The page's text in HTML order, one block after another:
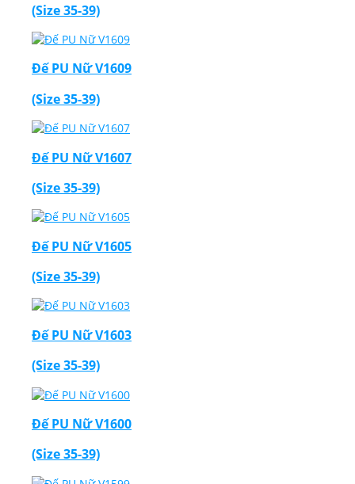
(Size 35-39)
Đế PU Nữ V1609
(Size 35-39)
Đế PU Nữ V1607
(Size 35-39)
Đế PU Nữ V1605
(Size 35-39)
Đế PU Nữ V1603
(Size 35-39)
Đế PU Nữ V1600
(Size 35-39)